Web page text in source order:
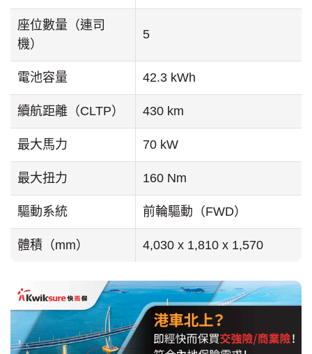
座位數量（連司
機）
5
電池容量 42.3 kWh
續航距離（CLTP） 430 km
最大馬力 70 kW
最大扭力 160 Nm
驅動系統 前輪驅動（FWD）
體積（mm） 4,030 x 1,810 x 1,570